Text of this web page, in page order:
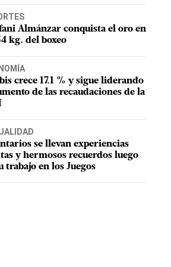
Almánzar conquista el oro en
kg. del boxeo
crece 17.1 % y sigue liderando
de las recaudaciones de la
se llevan experiencias
y hermosos recuerdos luego
trabajo en los Juegos